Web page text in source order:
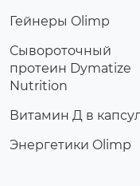
Гейнеры Olimp
Сывороточный
протеин Dymatize
Nutrition
Витамин Д в
Энергетики Olimp